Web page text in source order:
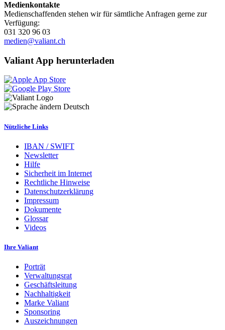
Medienkontakte
Medienschaffenden stehen wir für sämtliche Anfragen gerne zur
Verfügung:
031 320 96 03
medien@valiant.ch
Valiant App herunterladen
Deutsch
Nützliche Links
IBAN / SWIFT
Newsletter
Hilfe
Sicherheit im Internet
Rechtliche Hinweise
Datenschutzerklärung
Impressum
Dokumente
Glossar
Videos
Ihre Valiant
Porträt
Verwaltungsrat
Geschäftsleitung
Nachhaltigkeit
Marke Valiant
Sponsoring
Auszeichnungen